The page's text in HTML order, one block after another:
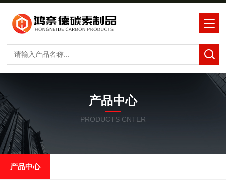
产品中心
PRODUCTS CNTER
产品中心